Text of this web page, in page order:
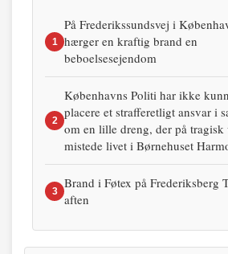
1
På Frederikssundsvej i
hærger en kraftig brand en
beboelsesejendom
2
Københavns Politi har ikke
placere et strafferetligt ansvar i
om en lille dreng, der på tragisk
mistede livet i Børnehuset
3
Brand i Føtex på Frederiksberg
aften